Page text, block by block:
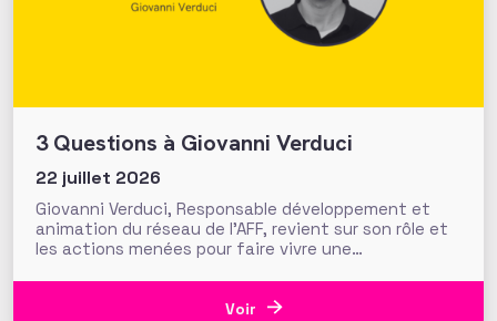
3 Questions à Giovanni Verduci
22 juillet 2026
Giovanni Verduci, Responsable développement et
animation du réseau de l’AFF, revient sur son rôle et
les actions menées pour faire vivre une
L’AFF c’est une équipe, mais c’est aussi et surtout
un réseau. Vous, nos 1350 adhérents, faites la
Voir